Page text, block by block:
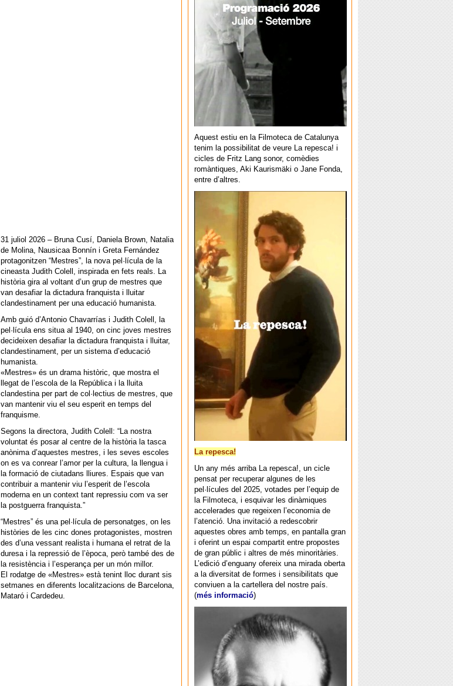
Aquest estiu en la Filmoteca de Catalunya
tenim la possibilitat de veure La repesca! i
cicles de Fritz Lang sonor, comèdies
romàntiques, Aki Kaurismäki o Jane Fonda,
entre d’altres.
La repesca!
Un any més arriba La repesca!, un cicle
pensat per recuperar algunes de les
pel·lícules del 2025, votades per l’equip de
la Filmoteca, i esquivar les dinàmiques
accelerades que regeixen l’economia de
l’atenció. Una invitació a redescobrir
aquestes obres amb temps, en pantalla gran
i oferint un espai compartit entre propostes
de gran públic i altres de més minoritàries.
L’edició d’enguany ofereix una mirada oberta
a la diversitat de formes i sensibilitats que
conviuen a la cartellera del nostre país.
(més informació)
31 juliol 2026 – Bruna Cusí, Daniela Brown, Natalia
de Molina, Nausicaa Bonnín i Greta Fernández
protagonitzen “Mestres”, la nova pel·lícula de la
cineasta Judith Colell, inspirada en fets reals. La
història gira al voltant d’un grup de mestres que
van desafiar la dictadura franquista i lluitar
clandestinament per una educació humanista.
Amb guió d’Antonio Chavarrías i Judith Colell, la
pel·lícula ens situa al 1940, on cinc joves mestres
decideixen desafiar la dictadura franquista i lluitar,
clandestinament, per un sistema d’educació
humanista.
«Mestres» és un drama històric, que mostra el
llegat de l’escola de la República i la lluita
clandestina per part de col·lectius de mestres, que
van mantenir viu el seu esperit en temps del
franquisme.
Segons la directora, Judith Colell: “La nostra
voluntat és posar al centre de la història la tasca
anònima d’aquestes mestres, i les seves escoles
on es va conrear l’amor per la cultura, la llengua i
la formació de ciutadans lliures. Espais que van
contribuir a mantenir viu l’esperit de l’escola
moderna en un context tant repressiu com va ser
la postguerra franquista.”
“Mestres” és una pel·lícula de personatges, on les
històries de les cinc dones protagonistes, mostren
des d’una vessant realista i humana el retrat de la
duresa i la repressió de l’època, però també des de
la resistència i l’esperança per un món millor.
El rodatge de «Mestres» està tenint lloc durant sis
setmanes en diferents localitzacions de Barcelona,
Mataró i Cardedeu.